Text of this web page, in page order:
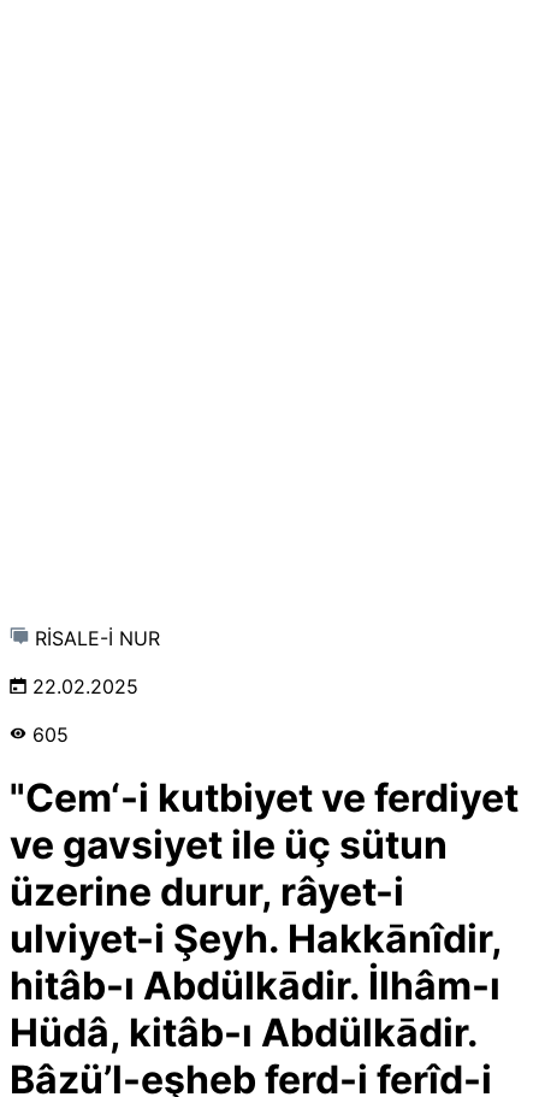
RİSALE-İ NUR
22.02.2025
605
"Cem‘-i kutbiyet ve ferdiyet
ve gavsiyet ile üç sütun
üzerine durur, râyet-i
ulviyet-i Şeyh. Hakkānîdir,
hitâb-ı Abdülkādir. İlhâm-ı
Hüdâ, kitâb-ı Abdülkādir.
Bâzü’l-eşheb ferd-i ferîd-i